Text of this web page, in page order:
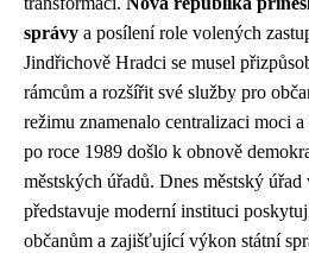
správy a posílení role volených
Jindřichově Hradci se musel
rámcům a rozšířit své služby pro
režimu znamenalo centralizaci moci
po roce 1989 došlo k obnově
městských úřadů. Dnes městský
představuje moderní instituci
občanům a zajišťující výkon státní